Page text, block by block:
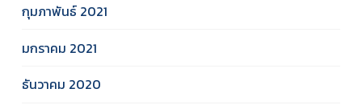
กุมภาพันธ์ 2021
มกราคม 2021
ธันวาคม 2020